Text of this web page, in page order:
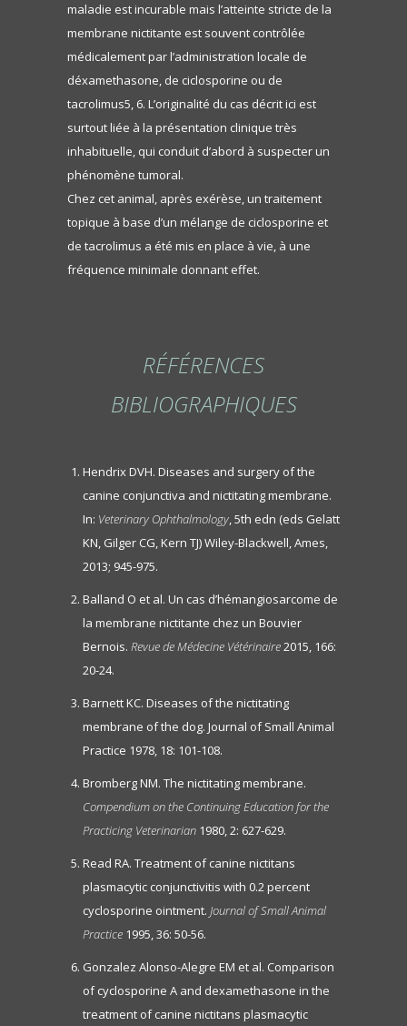
maladie est incurable mais l’atteinte stricte de la
membrane nictitante est souvent contrôlée
médicalement par l’administration locale de
déxamethasone, de ciclosporine ou de
tacrolimus5, 6. L’originalité du cas décrit ici est
surtout liée à la présentation clinique très
inhabituelle, qui conduit d’abord à suspecter un
phénomène tumoral.
Chez cet animal, après exérèse, un traitement
topique à base d’un mélange de ciclosporine et
de tacrolimus a été mis en place à vie, à une
fréquence minimale donnant effet.
RÉFÉRENCES
BIBLIOGRAPHIQUES
Hendrix DVH. Diseases and surgery of the
canine conjunctiva and nictitating membrane.
In: Veterinary Ophthalmology, 5th edn (eds Gelatt
KN, Gilger CG, Kern TJ) Wiley-Blackwell, Ames,
2013; 945-975.
Balland O et al. Un cas d’hémangiosarcome de
la membrane nictitante chez un Bouvier
Bernois. Revue de Médecine Vétérinaire2015, 166:
20-24.
Barnett KC. Diseases of the nictitating
membrane of the dog. Journal of Small Animal
Practice 1978, 18: 101-108.
Bromberg NM. The nictitating membrane.
Compendium on the Continuing Education for the
Practicing Veterinarian1980, 2: 627-629.
Read RA. Treatment of canine nictitans
plasmacytic conjunctivitis with 0.2 percent
cyclosporine ointment. Journal of Small Animal
Practice 1995, 36: 50-56.
Gonzalez Alonso-Alegre EM et al. Comparison
of cyclosporine A and dexamethasone in the
treatment of canine nictitans plasmacytic